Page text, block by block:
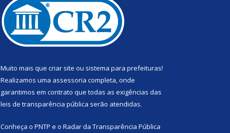
Muito mais que criar site ou sistema para prefeituras!
Realizamos uma assessoria completa, onde
garantimos em contrato que todas as exigências das
leis de transparência pública serão atendidas.
Conheça o PNTP e o Radar da Transparência Pública